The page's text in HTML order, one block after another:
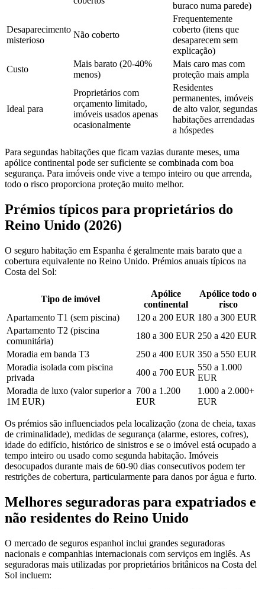
buraco numa parede)
Desaparecimento
misterioso
Não coberto
Frequentemente
coberto (itens que
desaparecem sem
explicação)
Custo
Mais barato (20-40%
menos)
Mais caro mas com
proteção mais ampla
Ideal para
Proprietários com
orçamento limitado,
imóveis usados apenas
ocasionalmente
Residentes
permanentes, imóveis
de alto valor, segundas
habitações arrendadas
a hóspedes
Para segundas habitações que ficam vazias durante meses, uma
apólice continental pode ser suficiente se combinada com boa
segurança. Para imóveis onde vive a tempo inteiro ou que arrenda,
todo o risco proporciona proteção muito melhor.
Prémios típicos para proprietários do
Reino Unido (2026)
O seguro habitação em Espanha é geralmente mais barato que a
cobertura equivalente no Reino Unido. Prémios anuais típicos na
Costa del Sol:
Tipo de imóvel
Apólice
continental
Apólice todo o
risco
Apartamento T1 (sem piscina)
120 a 200 EUR 180 a 300 EUR
Apartamento T2 (piscina
comunitária)
180 a 300 EUR 250 a 420 EUR
Moradia em banda T3
250 a 400 EUR 350 a 550 EUR
Moradia isolada com piscina
privada
400 a 700 EUR
550 a 1.000
EUR
Moradia de luxo (valor superior a
1M EUR)
700 a 1.200
EUR
1.000 a 2.000+
EUR
Os prémios são influenciados pela localização (zona de cheia, taxas
de criminalidade), medidas de segurança (alarme, estores, cofres),
idade do edifício, histórico de sinistros e se o imóvel está ocupado a
tempo inteiro ou usado como segunda habitação. Imóveis
desocupados durante mais de 60-90 dias consecutivos podem ter
restrições de cobertura, particularmente para danos por água e furto.
Melhores seguradoras para expatriados e
não residentes do Reino Unido
O mercado de seguros espanhol inclui grandes seguradoras
nacionais e companhias internacionais com serviços em inglês. As
seguradoras mais utilizadas por proprietários britânicos na Costa del
Sol incluem: